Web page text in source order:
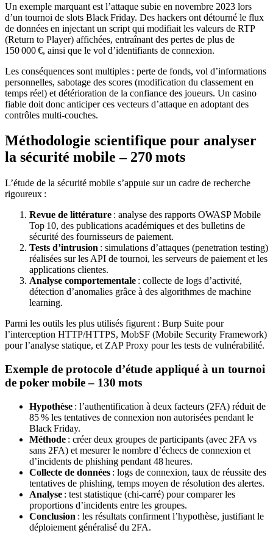
Un exemple marquant est l’attaque subie en novembre 2023 lors
d’un tournoi de slots Black Friday. Des hackers ont détourné le flux
de données en injectant un script qui modifiait les valeurs de RTP
(Return to Player) affichées, entraînant des pertes de plus de
150 000 €, ainsi que le vol d’identifiants de connexion.
Les conséquences sont multiples : perte de fonds, vol d’informations
personnelles, sabotage des scores (modification du classement en
temps réel) et détérioration de la confiance des joueurs. Un casino
fiable doit donc anticiper ces vecteurs d’attaque en adoptant des
contrôles multi‑couches.
Méthodologie scientifique pour analyser
la sécurité mobile – 270 mots
L’étude de la sécurité mobile s’appuie sur un cadre de recherche
rigoureux :
Revue de littérature : analyse des rapports OWASP Mobile
Top 10, des publications académiques et des bulletins de
sécurité des fournisseurs de paiement.
Tests d’intrusion : simulations d’attaques (penetration testing)
réalisées sur les API de tournoi, les serveurs de paiement et les
applications clientes.
Analyse comportementale : collecte de logs d’activité,
détection d’anomalies grâce à des algorithmes de machine
learning.
Parmi les outils les plus utilisés figurent : Burp Suite pour
l’interception HTTP/HTTPS, MobSF (Mobile Security Framework)
pour l’analyse statique, et ZAP Proxy pour les tests de vulnérabilité.
Exemple de protocole d’étude appliqué à un tournoi
de poker mobile – 130 mots
Hypothèse : l’authentification à deux facteurs (2FA) réduit de
85 % les tentatives de connexion non autorisées pendant le
Black Friday.
Méthode : créer deux groupes de participants (avec 2FA vs
sans 2FA) et mesurer le nombre d’échecs de connexion et
d’incidents de phishing pendant 48 heures.
Collecte de données : logs de connexion, taux de réussite des
tentatives de phishing, temps moyen de résolution des alertes.
Analyse : test statistique (chi‑carré) pour comparer les
proportions d’incidents entre les groupes.
Conclusion : les résultats confirment l’hypothèse, justifiant le
déploiement généralisé du 2FA.